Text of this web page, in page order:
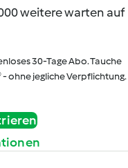
weitere warten auf
30-Tage Abo. Tauche
ohne jegliche Verpflichtung.